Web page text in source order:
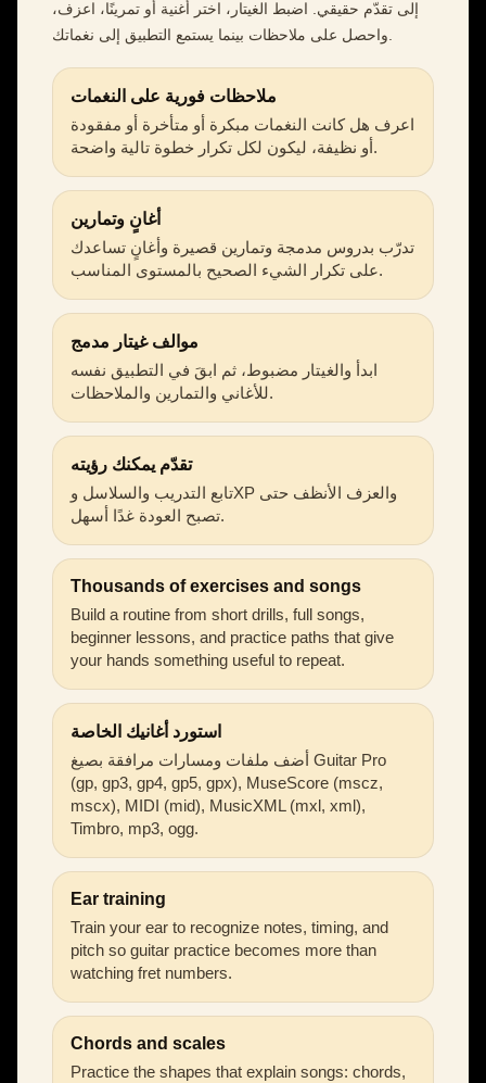
إلى تقدّم حقيقي. اضبط الغيتار، اختر أغنية أو تمرينًا، اعزف،
ملاحظات فورية على النغمات
اعرف هل كانت النغمات مبكرة أو متأخرة أو مفقودة
أو نظيفة، ليكون لكل تكرار خطوة تالية واضحة.
أغانٍ وتمارين
تدرّب بدروس مدمجة وتمارين قصيرة وأغانٍ تساعدك
على تكرار الشيء الصحيح بالمستوى المناسب.
موالف غيتار مدمج
ابدأ والغيتار مضبوط، ثم ابقَ في التطبيق نفسه
للأغاني والتمارين والملاحظات.
تقدّم يمكنك رؤيته
تابع التدريب والسلاسل وXP والعزف الأنظف حتى
تصبح العودة غدًا أسهل.
Thousands of exercises and songs
Build a routine from short drills, full songs,
beginner lessons, and practice paths that give
your hands something useful to repeat.
استورد أغانيك الخاصة
أضف ملفات ومسارات مرافقة بصيغ Guitar Pro
(gp, gp3, gp4, gp5, gpx), MuseScore (mscz,
mscx), MIDI (mid), MusicXML (mxl, xml),
Timbro, mp3, ogg.
Ear training
Train your ear to recognize notes, timing, and
pitch so guitar practice becomes more than
watching fret numbers.
Chords and scales
Practice the shapes that explain songs: chords,